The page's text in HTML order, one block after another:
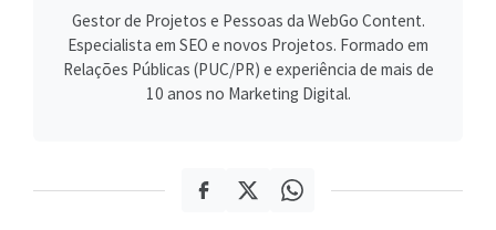
Gestor de Projetos e Pessoas da WebGo Content.
Especialista em SEO e novos Projetos. Formado em
Relações Públicas (PUC/PR) e experiência de mais de
10 anos no Marketing Digital.